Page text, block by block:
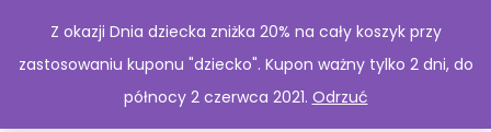
Z okazji Dnia dziecka zniżka 20% na cały koszyk przy
zastosowaniu kuponu "dziecko". Kupon ważny tylko 2 dni, do
północy 2 czerwca 2021. Odrzuć